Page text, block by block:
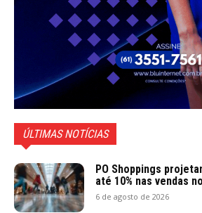
ÚLTIMAS NOTÍCIAS
PO Shoppings
até 10% nas vendas
6 de agosto de 2026